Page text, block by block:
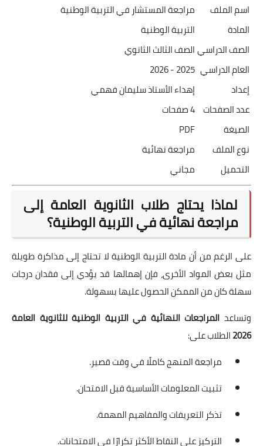
اسم الملف
مراجعة المستشار في التربية الوطنية
المادة
التربية الوطنية
الصف الدراسيالصف الثالث الثانوي
العام الدراسي 2025 - 2026
إعداد
إهداء الأستاذ سليمان فهمي
عدد الصفحات 4 صفحات
الصيغة
PDF
نوع الملف
مراجعة نهائية
التحميل
مجاني
لماذا يحتاج طلاب الثانوية العامة إلى
مراجعة نهائية في التربية الوطنية؟
على الرغم من أن مادة التربية الوطنية لا تحتاج إلى مذاكرة طويلة
مثل بعض المواد الأخرى، فإن إهمالها قد يؤدي إلى فقدان درجات
سهلة كان من الممكن الحصول عليها بسهولة.
وتساعد المراجعات النهائية في التربية الوطنية للثانوية العامة
2026الطلاب على:
مراجعة المنهج كاملًا في وقت قصير.
تثبيت المعلومات الأساسية قبل الامتحان.
تذكر التعريفات والمفاهيم المهمة.
التركيز على النقاط الأكثر تكرارًا في الامتحانات.